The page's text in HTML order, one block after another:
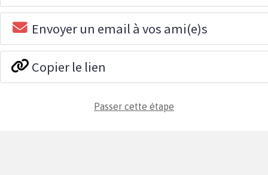
Envoyer un email à vos ami(e)s
Copier le lien
Passer cette étape